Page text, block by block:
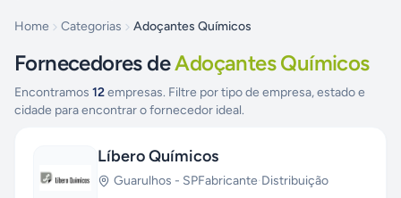
Home Categorias Adoçantes Químicos
Fornecedores deAdoçantes Químicos
Encontramos 12empresas. Filtre por tipo de empresa, estado e
cidade para encontrar o fornecedor ideal.
Líbero Químicos
Guarulhos - SPFabricante·Distribuição